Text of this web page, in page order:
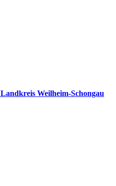
Landkreis Weilheim-Schongau